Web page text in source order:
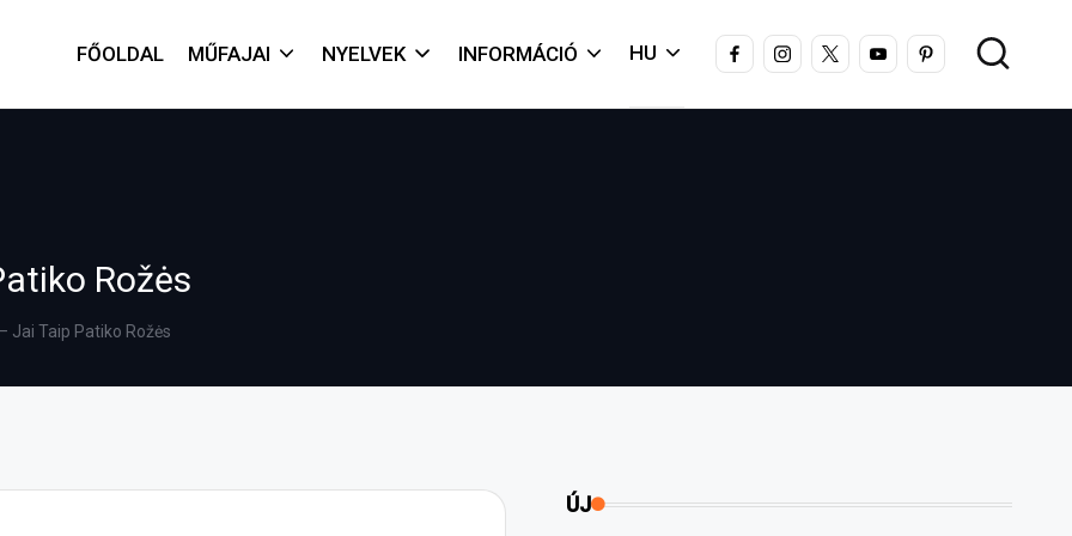
FŐOLDAL MŰFAJAI NYELVEK INFORMÁCIÓ HU FACEBOOKINSTAGRAM
X YOUTUBEPINTEREST
Rožės
Jai Taip Patiko Rožės
ÚJ